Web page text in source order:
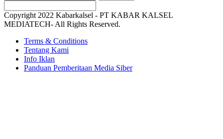
Copyright 2022 Kabarkalsel - PT KABAR KALSEL
MEDIATECH- All Rights Reserved.
Terms & Conditions
Tentang Kami
Info Iklan
Panduan Pemberitaan Media Siber